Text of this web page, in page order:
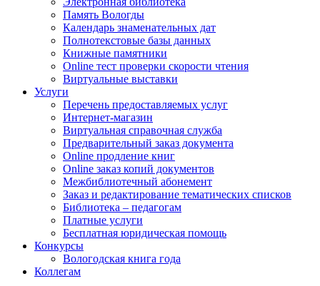
Память Вологды
Календарь знаменательных дат
Полнотекстовые базы данных
Книжные памятники
Online тест проверки скорости чтения
Виртуальные выставки
Услуги
Перечень предоставляемых услуг
Интернет-магазин
Виртуальная справочная служба
Предварительный заказ документа
Online продление книг
Online заказ копий документов
Межбиблиотечный абонемент
Заказ и редактирование тематических списков
Библиотека – педагогам
Платные услуги
Бесплатная юридическая помощь
Конкурсы
Вологодская книга года
Коллегам